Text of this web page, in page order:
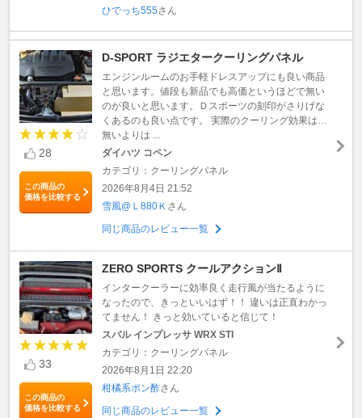
ひでっち555さん
28
この商品の
価格を比較する
D-SPORT ラジエタークーリングパネル
エンジンルームのお手軽ドレスアップにも良い商品
と思います。値段も新品でも高価というほどで無い
のが良いと思います。Ｄスポーツの刻印がさりげな
くあるのも良い点です。 実際のクーリング効果は…
無いよりは ...
ダイハツ コペン
カテゴリ：クーリングパネル
2026年8月4日 21:52
雪風@Ｌ880Ｋ さん
同じ商品のレビュー一覧
33
この商品の
価格を比較する
ZERO SPORTS クールアクションⅡ
インタークーラーに効率良く走行風が当たるように
なったので、きっといいはず！！ 違いは正直わかっ
てません！ きっと効いていると信じて！
スバル インプレッサ WRX STI
カテゴリ：クーリングパネル
2026年8月1日 22:20
柑橘系ポン酢さん
同じ商品のレビュー一覧